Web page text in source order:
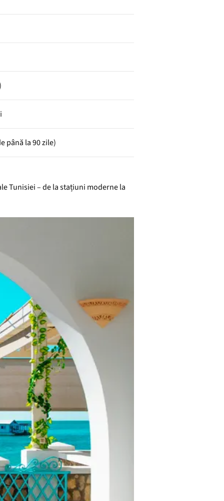
până la 90 zile)
Tunisiei – de la stațiuni moderne la